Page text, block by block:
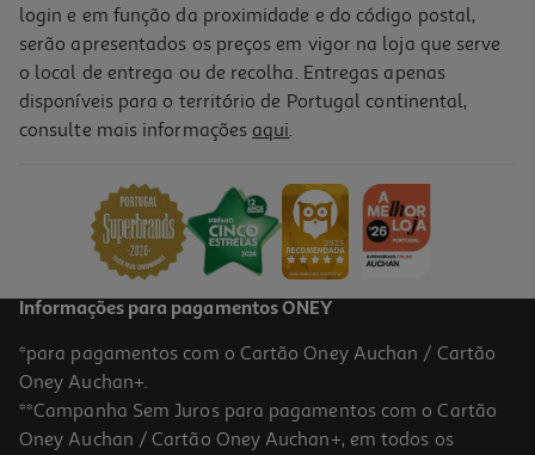
login e em função da proximidade e do código postal,
serão apresentados os preços em vigor na loja que serve
o local de entrega ou de recolha. Entregas apenas
disponíveis para o território de Portugal continental,
consulte mais informações aqui.
Informações para pagamentos ONEY
*para pagamentos com o Cartão Oney Auchan / Cartão
Oney Auchan+.
**Campanha Sem Juros para pagamentos com o Cartão
Oney Auchan / Cartão Oney Auchan+, em todos os